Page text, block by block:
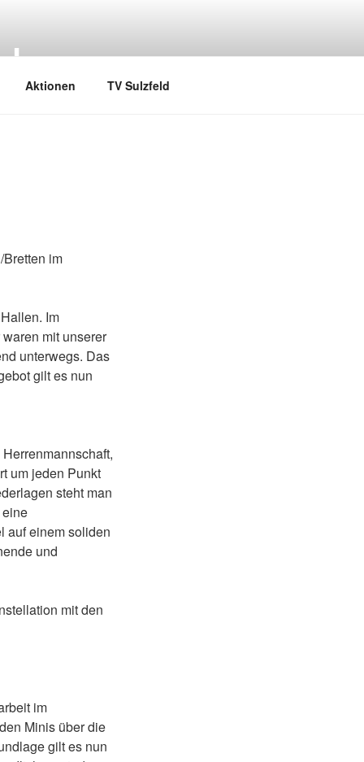
Aktionen TV Sulzfeld
im
Im
mit unserer
unterwegs. Das
gilt es nun
um jeden Punkt
steht man
auf einem soliden
und
mit den
im
Minis über die
gilt es nun